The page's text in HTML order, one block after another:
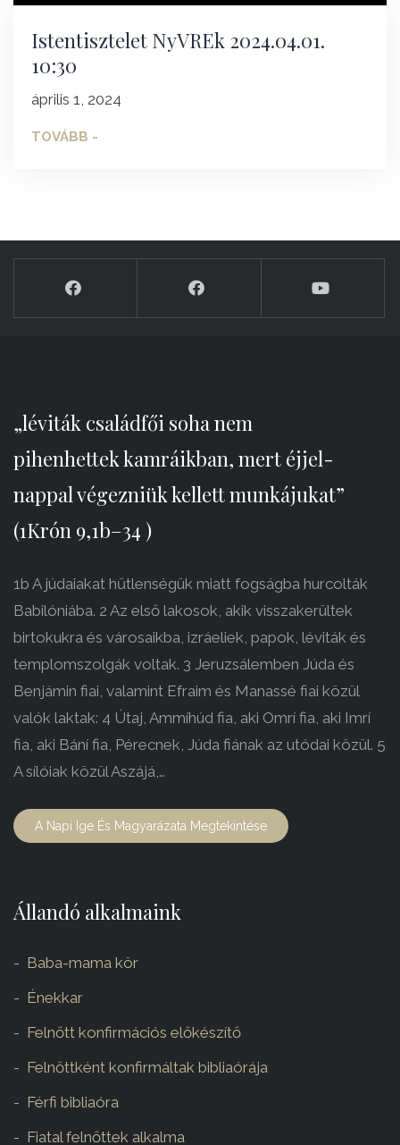
Istentisztelet NyVREk 2024.04.01.
10:30
április 1, 2024
TOVÁBB -
„léviták családfői soha nem
pihenhettek kamráikban, mert éjjel-
nappal végezniük kellett munkájukat”
(1Krón 9,1b–34 )
1b A júdaiakat hűtlenségük miatt fogságba hurcolták
Babilóniába. 2 Az első lakosok, akik visszakerültek
birtokukra és városaikba, izráeliek, papok, léviták és
templomszolgák voltak. 3 Jeruzsálemben Júda és
Benjámin fiai, valamint Efraim és Manassé fiai közül
valók laktak: 4 Útaj, Ammíhúd fia, aki Omrí fia, aki Imrí
fia, aki Bání fia, Pérecnek, Júda fiának az utódai közül. 5
A sílóiak közül Aszájá,…
A Napi Ige És Magyarázata Megtekintése
Állandó alkalmaink
Baba-mama kör
Énekkar
Felnőtt konfirmációs előkészítő
Felnőttként konfirmáltak bibliaórája
Férfi bibliaóra
Fiatal felnőttek alkalma